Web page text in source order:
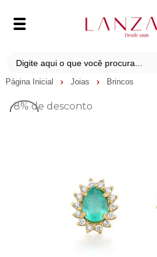
Página Inicial Joias Brincos
-8% de desconto